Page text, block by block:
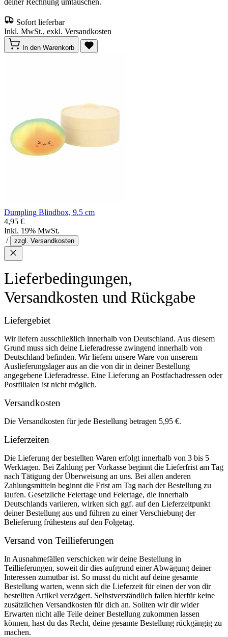
deiner Rechnung umtauschen.
Sofort lieferbar
Inkl. MwSt., exkl. Versandkosten
In den Warenkorb
Dumpling Blindbox, 9.5 cm
4,95 €
Inkl. 19% MwSt.
/
zzgl. Versandkosten
Lieferbedingungen,
Versandkosten und Rückgabe
Liefergebiet
Wir liefern ausschließlich innerhalb von Deutschland. Aus diesem
Grund muss sich deine Lieferadresse zwingend innerhalb von
Deutschland befinden. Wir liefern unsere Ware von unserem
Auslieferungslager aus an die von dir in deiner Bestellung
angegebene Lieferadresse. Eine Lieferung an Postfachadressen oder
Postfilialen ist nicht möglich.
Versandkosten
Die Versandkosten für jede Bestellung betragen 5,95 €.
Lieferzeiten
Die Lieferung der bestellten Waren erfolgt innerhalb von 3 bis 5
Werktagen. Bei Zahlung per Vorkasse beginnt die Lieferfrist am Tag
nach Tätigung der Überweisung an uns. Bei allen anderen
Zahlungsmitteln beginnt die Frist am Tag nach der Bestellung zu
laufen. Gesetzliche Feiertage und Feiertage, die innerhalb
Deutschlands variieren, wirken sich ggf. auf den Lieferzeitpunkt
deiner Bestellung aus und führen zu einer Verschiebung der
Belieferung frühestens auf den Folgetag.
Versand von Teillieferungen
In Ausnahmefällen verschicken wir deine Bestellung in
Teillieferungen, soweit dir dies aufgrund einer Abwägung deiner
Interessen zumutbar ist. So musst du nicht auf deine gesamte
Bestellung warten, wenn sich die Lieferzeit für einen der von dir
bestellten Artikel verzögert. Selbstverständlich fallen hierfür keine
zusätzlichen Versandkosten für dich an. Sollten wir dir wider
Erwarten nicht alle Teile deiner Bestellung zukommen lassen
können, hast du das Recht, deine gesamte Bestellung rückgängig zu
machen.